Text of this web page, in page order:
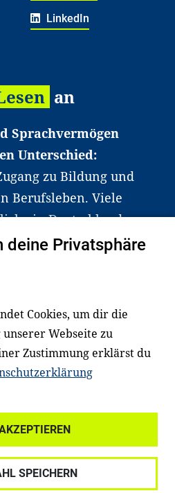
LinkedIn
an
Sprachvermögen
Unterschied:
zu Bildung und
Berufsleben. Viele
in Deutschland
dabei.
Erzieher*innen,
arbeiten wir eng
Unternehmen
zusammen.
deine Privatsphäre
Cookies, um dir die
Webseite zu
Zustimmung erklärst du
SPEICHERN